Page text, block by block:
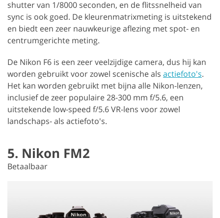
shutter van 1/8000 seconden, en de flitssnelheid van
sync is ook goed. De kleurenmatrixmeting is uitstekend
en biedt een zeer nauwkeurige aflezing met spot- en
centrumgerichte meting.
De Nikon F6 is een zeer veelzijdige camera, dus hij kan
worden gebruikt voor zowel scenische als actiefoto's.
Het kan worden gebruikt met bijna alle Nikon-lenzen,
inclusief de zeer populaire 28-300 mm f/5.6, een
uitstekende low-speed f/5.6 VR-lens voor zowel
landschaps- als actiefoto's.
5. Nikon FM2
Betaalbaar